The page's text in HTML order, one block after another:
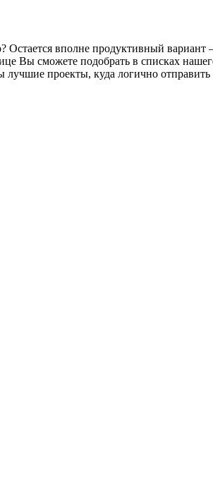
вполне продуктивный вариант
Вы сможете подобрать в списках
проекты, куда логично отправить